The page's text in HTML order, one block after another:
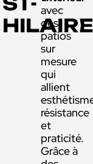
HILAIRE
avec
des
patios
sur
mesure
qui
allient
résistance
et
praticité.
Grâce à